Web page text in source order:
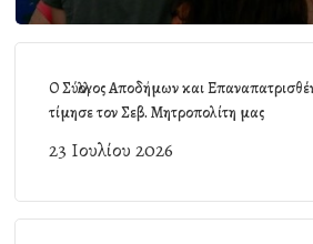
Ο Σύλλογος Αποδήμων και
τίμησε τον Σεβ. Μητροπολίτη μας
23 Ιουλίου 2026